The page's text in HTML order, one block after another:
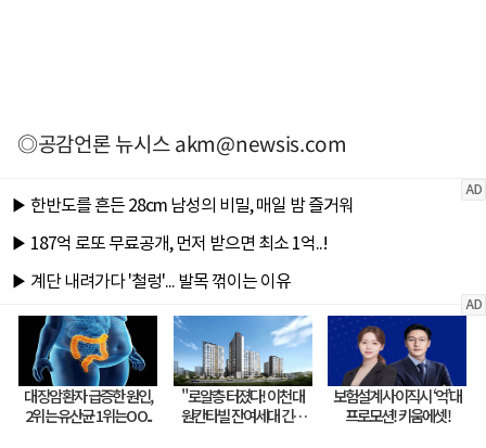
◎공감언론 뉴시스akm@newsis.com